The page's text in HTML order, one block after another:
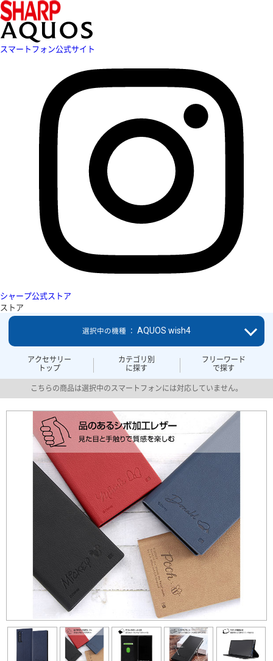
スマートフォン公式サイト
シャープ公式ストア
ストア
アクセサリー
トップ
カテゴリ別
に探す
フリーワード
で探す
選択中の機種 ： AQUOS wish4
こちらの商品は選択中のスマートフォンには対応していません。